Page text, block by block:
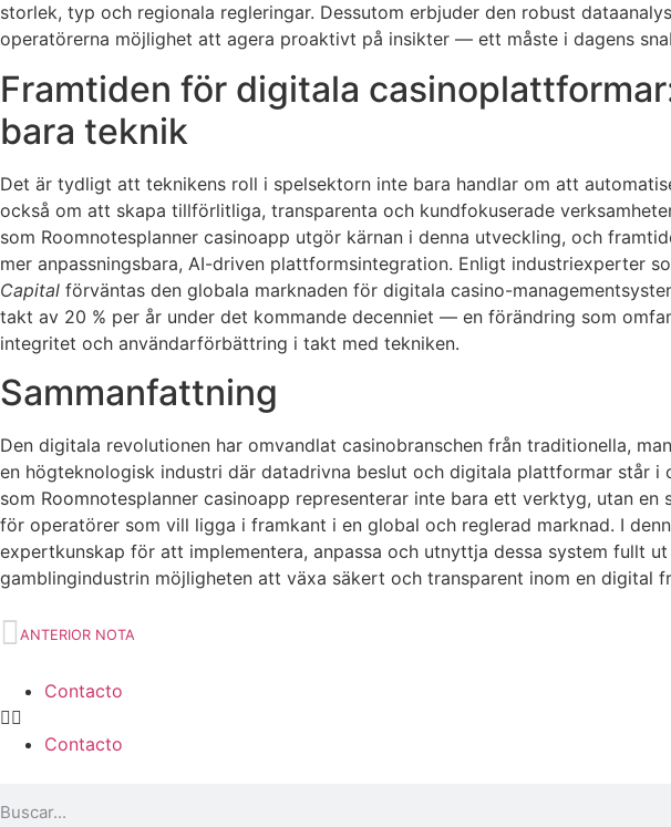
storlek, typ och regionala regleringar. Dessutom erbjuder den robust
operatörerna möjlighet att agera proaktivt på insikter — ett måste i dagens
Framtiden för digitala
bara teknik
Det är tydligt att teknikens roll i spelsektorn inte bara handlar om att
också om att skapa tillförlitliga, transparenta och kundfokuserade
som Roomnotesplanner casinoapp utgör kärnan i denna utveckling, och
mer anpassningsbara, AI-driven plattformsintegration. Enligt industriexperter
Capital förväntas den globala marknaden för digitala casino-
takt av 20 % per år under det kommande decenniet — en förändring som
integritet och användarförbättring i takt med tekniken.
Sammanfattning
Den digitala revolutionen har omvandlat casinobranschen från traditionella,
en högteknologisk industri där datadrivna beslut och digitala plattformar står i
som Roomnotesplanner casinoapp representerar inte bara ett verktyg, utan en
för operatörer som vill ligga i framkant i en global och reglerad marknad. I
expertkunskap för att implementera, anpassa och utnyttja dessa system fullt
gamblingindustrin möjligheten att växa säkert och transparent inom en digital
ANTERIOR NOTA
Contacto
Contacto